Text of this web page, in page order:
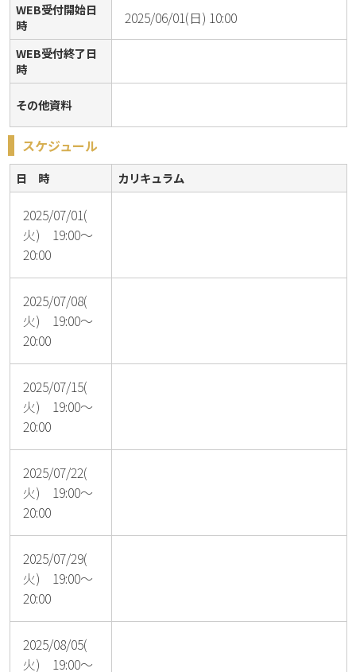
WEB受付開始日
時
2025/06/01(日) 10:00
WEB受付終了日
時
その他資料
スケジュール
日 時 カリキュラム
2025/07/01(
火) 19:00～
20:00
2025/07/08(
火) 19:00～
20:00
2025/07/15(
火) 19:00～
20:00
2025/07/22(
火) 19:00～
20:00
2025/07/29(
火) 19:00～
20:00
2025/08/05(
火) 19:00～